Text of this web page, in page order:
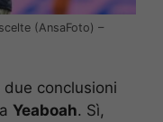
(AnsaFoto) –
conclusioni
Yeaboah. Sì,